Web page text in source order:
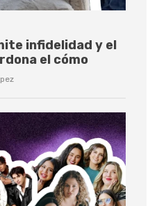
infidelidad y el
el cómo